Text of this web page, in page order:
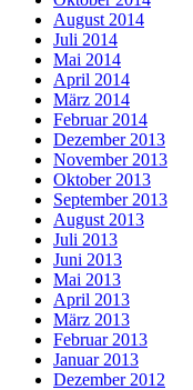
August 2014
Juli 2014
Mai 2014
April 2014
März 2014
Februar 2014
Dezember 2013
November 2013
Oktober 2013
September 2013
August 2013
Juli 2013
Juni 2013
Mai 2013
April 2013
März 2013
Februar 2013
Januar 2013
Dezember 2012